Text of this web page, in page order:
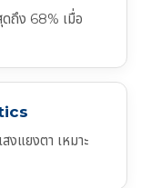
ดถึง 68% เมื่อ
งแยงตา เหมาะ